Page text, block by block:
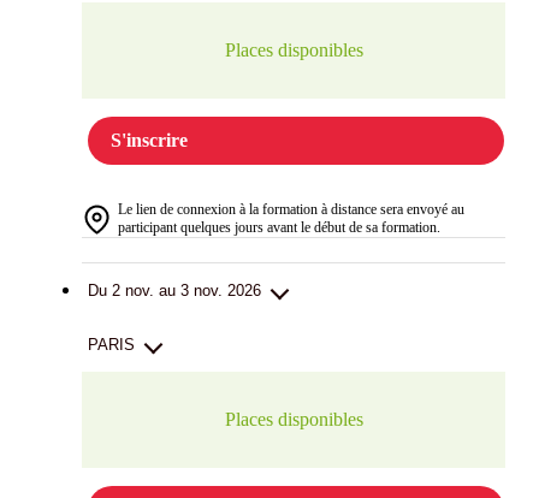
Places disponibles
S'inscrire
Le lien de connexion à la formation à distance sera envoyé au
participant quelques jours avant le début de sa formation.
Du 2 nov. au 3 nov. 2026
PARIS
Places disponibles